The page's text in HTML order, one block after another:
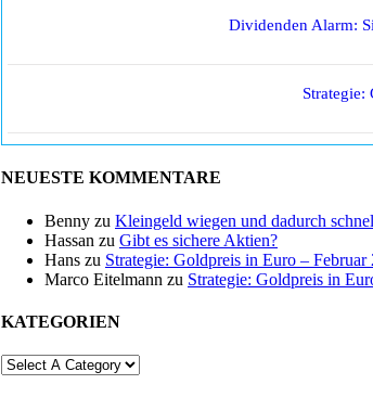
Dividenden Alarm:
Strategie:
NEUESTE KOMMENTARE
Benny zu Kleingeld wiegen und dadurch
Hassan zu Gibt es sichere Aktien?
Hans zu Strategie: Goldpreis in Euro – Februar
Marco Eitelmann zu Strategie: Goldpreis in
KATEGORIEN